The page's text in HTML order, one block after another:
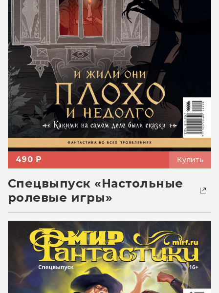
490 ₽ Купить
Спецвыпуск «Настольные
ролевые игры»